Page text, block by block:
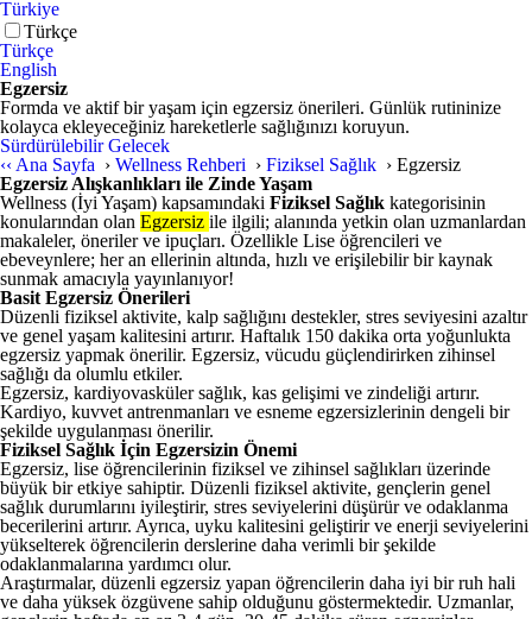
Türkiye
Türkçe
Türkçe
English
Egzersiz
Formda ve aktif bir yaşam için egzersiz önerileri. Günlük rutininize
kolayca ekleyeceğiniz hareketlerle sağlığınızı koruyun.
Sürdürülebilir Gelecek
‹‹ Ana Sayfa › Wellness Rehberi › Fiziksel Sağlık › Egzersiz
Egzersiz Alışkanlıkları ile Zinde Yaşam
Wellness (İyi Yaşam) kapsamındaki Fiziksel Sağlık kategorisinin
konularından olan Egzersiz ile ilgili; alanında yetkin olan uzmanlardan
makaleler, öneriler ve ipuçları. Özellikle Lise öğrencileri ve
ebeveynlere; her an ellerinin altında, hızlı ve erişilebilir bir kaynak
sunmak amacıyla yayınlanıyor!
Basit Egzersiz Önerileri
Düzenli fiziksel aktivite, kalp sağlığını destekler, stres seviyesini azaltır
ve genel yaşam kalitesini artırır. Haftalık 150 dakika orta yoğunlukta
egzersiz yapmak önerilir. Egzersiz, vücudu güçlendirirken zihinsel
sağlığı da olumlu etkiler.
Egzersiz, kardiyovasküler sağlık, kas gelişimi ve zindeliği artırır.
Kardiyo, kuvvet antrenmanları ve esneme egzersizlerinin dengeli bir
şekilde uygulanması önerilir.
Fiziksel Sağlık İçin Egzersizin Önemi
Egzersiz, lise öğrencilerinin fiziksel ve zihinsel sağlıkları üzerinde
büyük bir etkiye sahiptir. Düzenli fiziksel aktivite, gençlerin genel
sağlık durumlarını iyileştirir, stres seviyelerini düşürür ve odaklanma
becerilerini artırır. Ayrıca, uyku kalitesini geliştirir ve enerji seviyelerini
yükselterek öğrencilerin derslerine daha verimli bir şekilde
odaklanmalarına yardımcı olur.
Araştırmalar, düzenli egzersiz yapan öğrencilerin daha iyi bir ruh hali
ve daha yüksek özgüvene sahip olduğunu göstermektedir. Uzmanlar,